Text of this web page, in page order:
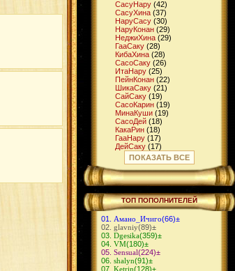
СасуНару (42)
СасуХина (37)
НаруСасу (30)
НаруКонан (29)
НеджиХина (29)
ГааСаку (28)
КибаХина (28)
СасоСаку (26)
ИтаНару (25)
ПейнКонан (22)
ШикаСаку (21)
СайСаку (19)
СасоКарин (19)
МинаКуши (19)
СасоДей (18)
КакаРин (18)
ГааНару (17)
ДейСаку (17)
ГааМацу(16)
ШикаИно(16)
ДжираЦуна(15)
СуйКарин(14)
КибаТен(14)
ЧоджиИно(14)
КибаНару(13)
ИтаСасу(12)
НеджиСаку(12)
ГенмаИно(11)
МадаСаку
ДейИно(11)
ХиданНии(10)
ПОКАЗАТЬ ВСЕ
ТОП ПОПОЛНИТЕЛЕЙ
Амано_Ичиго(66)±
glavniy(89)±
Dgesika(359)±
VM(180)±
Sensual(224)±
shalyn(91)±
Ketrin(128)±